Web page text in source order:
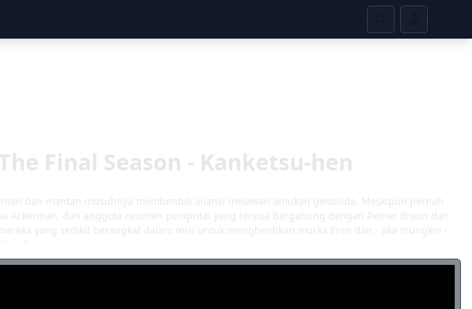
Final Season - Kanketsu-hen
dan mantan musuhnya membentuk aliansi melawan amukan genosida. Meskipun pernah
Ackerman, dan anggota resimen pengintai yang tersisa bergabung dengan Reiner Braun dan
yang sedikit berangkat dalam misi untuk menghentikan murka Eren dan - jika mungkin -
Eren mendorong ke depan dengan biaya berapa pun, ia memerangi kekacauan internalnya
invasi mengerikannya, Eren percaya dia memiliki niat mulia: dia percaya jalan di depan